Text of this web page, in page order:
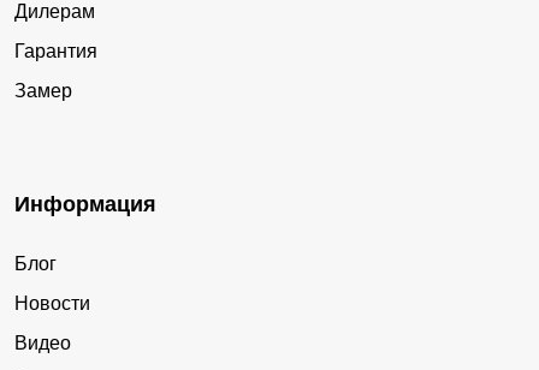
Дилерам
Гарантия
Замер
Информация
Блог
Новости
Видео